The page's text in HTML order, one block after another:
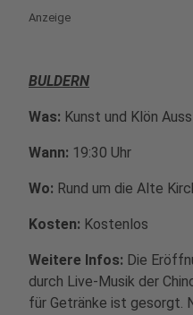
Anzeige
BULDERN
Was: Kunst und Klön
Wann: 19:30 Uhr
Wo: Rund um die Alte
Kosten: Kostenlos
Weitere Infos: Die
durch Live-Musik der
für Getränke ist gesorgt.